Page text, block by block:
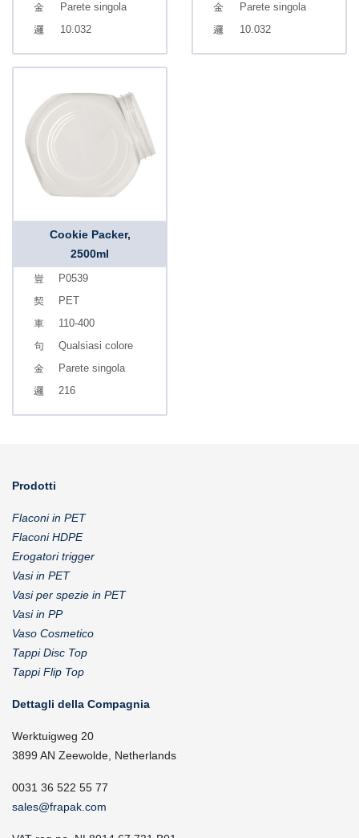
Parete singola
10.032
Parete singola
10.032
Cookie Packer,
2500ml
P0539
PET
110-400
Qualsiasi colore
Parete singola
216
Prodotti
Flaconi in PET
Flaconi HDPE
Erogatori trigger
Vasi in PET
Vasi per spezie in PET
Vasi in PP
Vaso Cosmetico
Tappi Disc Top
Tappi Flip Top
Dettagli della Compagnia
Werktuigweg 20
3899 AN Zeewolde, Netherlands
0031 36 522 55 77
sales@frapak.com